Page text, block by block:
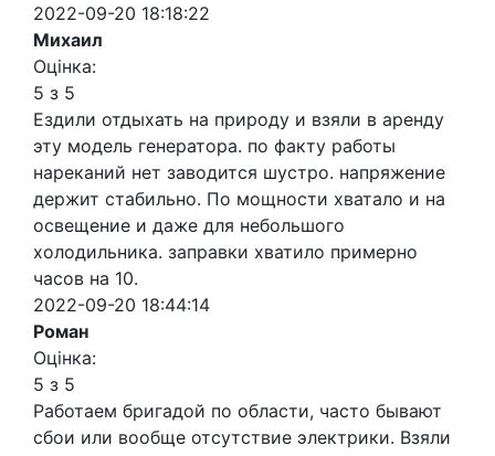
2022-09-20 18:18:22
Михаил
Оцінка:
5 з 5
Ездили отдыхать на природу и взяли в аренду
эту модель генератора. по факту работы
нареканий нет заводится шустро. напряжение
держит стабильно. По мощности хватало и на
освещение и даже для небольшого
холодильника. заправки хватило примерно
часов на 10.
2022-09-20 18:44:14
Роман
Оцінка:
5 з 5
Работаем бригадой по области, часто бывают
сбои или вообще отсутствие электрики. Взяли